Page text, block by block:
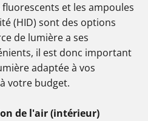
et les ampoules
(HID) sont des options
de lumière a ses
il est donc important
adaptée à vos
votre budget.
de l'air (intérieur)